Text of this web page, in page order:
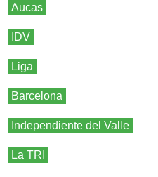
Aucas
IDV
Liga
Barcelona
Independiente del Valle
La TRI